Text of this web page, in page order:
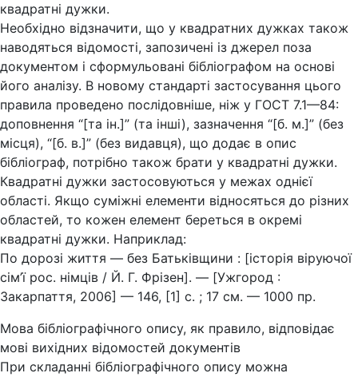
квадратні дужки.
Необхідно відзначити, що у квадратних дужках також
наводяться відомості, запозичені із джерел поза
документом і сформульовані бібліографом на основі
його аналізу. В новому стандарті застосування цього
правила проведено послідовніше, ніж у ГОСТ 7.1—84:
доповнення “[та ін.]” (та інші), зазначення “[б. м.]” (без
місця), “[б. в.]” (без видавця), що додає в опис
бібліограф, потрібно також брати у квадратні дужки.
Квадратні дужки застосовуються у межах однієї
області. Якщо суміжні елементи відносяться до різних
областей, то кожен елемент береться в окремі
квадратні дужки. Наприклад:
По дорозі життя — без Батьківщини : [історія віруючої
сім’ї рос. німців / Й. Г. Фрізен]. — [Ужгород :
Закарпаття, 2006] — 146, [1] с. ; 17 см. — 1000 пр.
Мова бібліографічного опису, як правило, відповідає
мові вихідних відомостей документів
При складанні бібліографічного опису можна